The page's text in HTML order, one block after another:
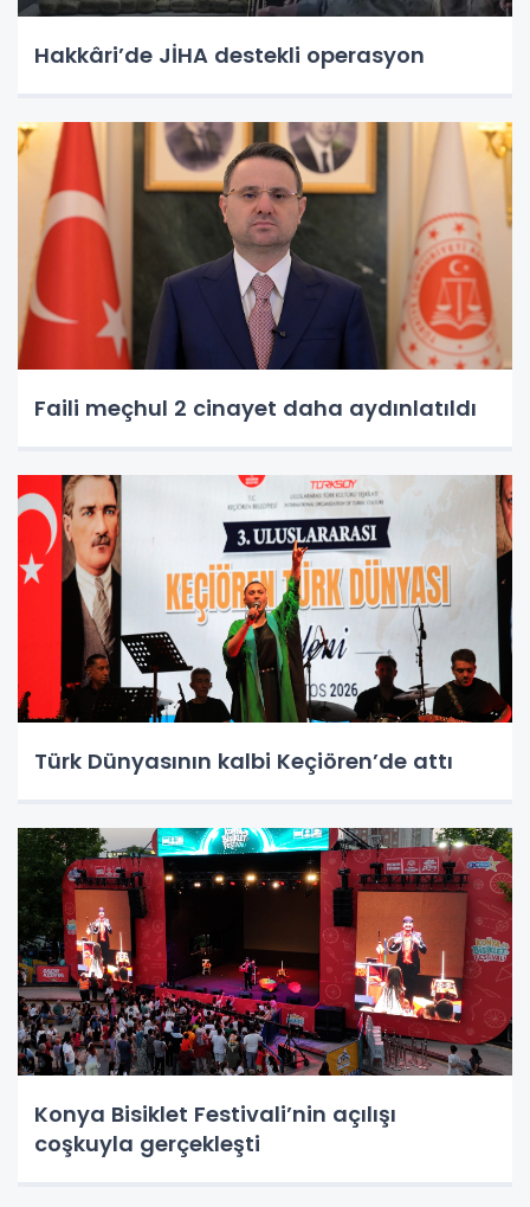
Hakkâri’de JİHA destekli operasyon
Faili meçhul 2 cinayet daha aydınlatıldı
Türk Dünyasının kalbi Keçiören’de attı
Konya Bisiklet Festivali’nin açılışı
coşkuyla gerçekleşti